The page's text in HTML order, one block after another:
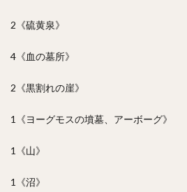
2《硫黄泉》
4《血の墓所》
2《黒割れの崖》
1《ヨーグモスの墳墓、アーボーグ》
1《山》
1《沼》